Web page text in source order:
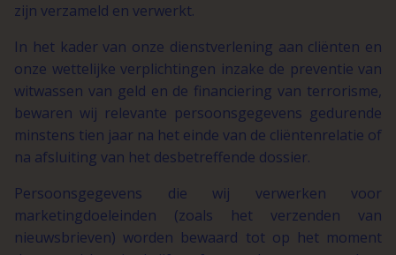
zijn verzameld en verwerkt.
In het kader van onze dienstverlening aan cliënten en
onze wettelijke verplichtingen inzake de preventie van
witwassen van geld en de financiering van terrorisme,
bewaren wij relevante persoonsgegevens gedurende
minstens tien jaar na het einde van de cliëntenrelatie of
na afsluiting van het desbetreffende dossier.
Persoonsgegevens die wij verwerken voor
marketingdoeleinden (zoals het verzenden van
nieuwsbrieven) worden bewaard tot op het moment